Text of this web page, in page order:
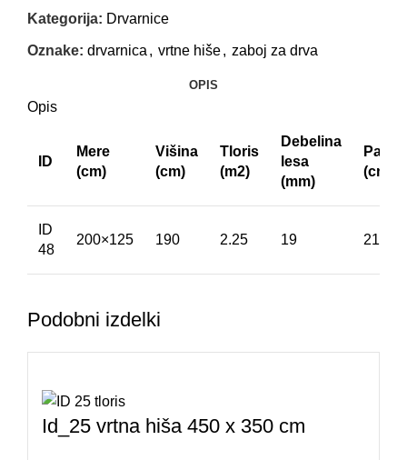
Kategorija: Drvarnice
Oznake: drvarnica , vrtne hiše, zaboj za drva
OPIS
Opis
ID
Mere
(cm)
Višina
(cm)
Tloris
(m2)
Debelina
lesa
(mm)
Paket
(cm)
ID
48
200×125 190 2.25 19
Podobni izdelki
Id_25 vrtna hiša 450 x 350 cm